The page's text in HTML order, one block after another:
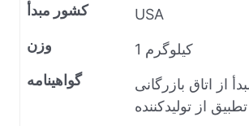
کشور مبدأ
USA
وزن
1 کیلوگرم
گواهینامه
از اتاق بازرگانی
از تولیدکننده